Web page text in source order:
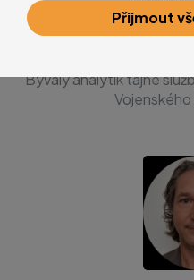
Petr
Bývalý analytik tajné
Přijmout